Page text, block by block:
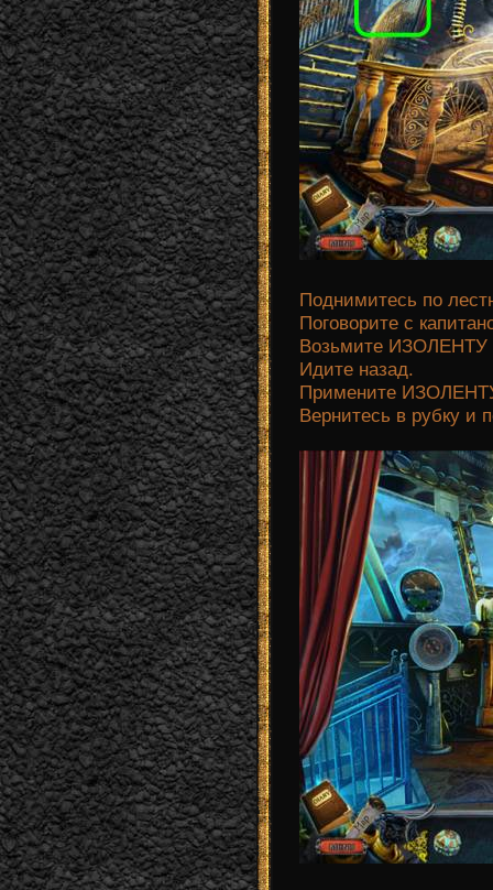
Поднимитесь по
Поговорите с
Возьмите
Идите назад.
Примените
Вернитесь в рубку и